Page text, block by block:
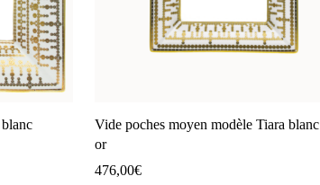
Vide poches moyen modèle Tiara blanc
or
476,00€